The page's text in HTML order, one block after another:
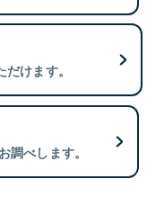
けます。
調べします。